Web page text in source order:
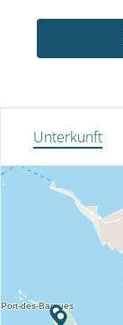
Unterkunft